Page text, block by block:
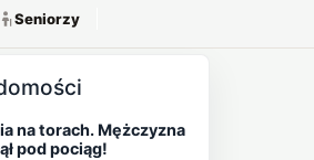
Seniorzy
na torach. Mężczyzna
pod pociąg!